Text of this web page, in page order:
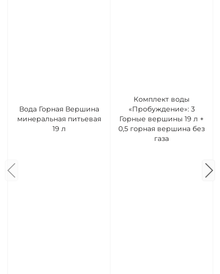
Вода Горная Вершина
минеральная питьевая
19 л
Комплект воды
«Пробуждение»: 3
Горные вершины 19 л +
0,5 горная вершина без
газа